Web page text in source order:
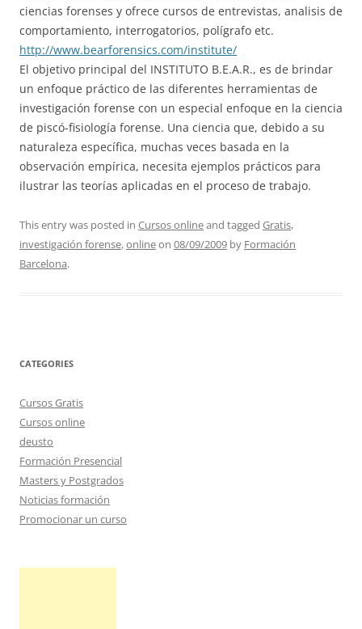
ciencias forenses y ofrece cursos de entrevistas, analisis de
comportamiento, interrogatorios, polígrafo etc.
http://www.bearforensics.com/institute/
El objetivo principal del INSTITUTO B.E.A.R., es de brindar
un enfoque práctico de las diferentes herramientas de
investigación forense con un especial enfoque en la ciencia
de piscó-fisiología forense. Una ciencia que, debido a su
naturaleza específica, muchas veces basada en la
observación empírica, necesita ejemplos prácticos para
ilustrar las teorías aplicadas en el proceso de trabajo.
This entry was posted in Cursos onlineand tagged Gratis,
investigación forense,onlineon 08/09/2009 by Formación
Barcelona.
CATEGORIES
Cursos Gratis
Cursos online
deusto
Formación Presencial
Masters y Postgrados
Noticias formación
Promocionar un curso